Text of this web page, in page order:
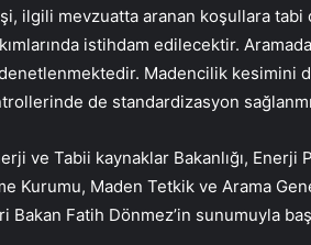
ilgili mevzuatta aranan koşullara tabi
istihdam edilecektir.
Madencilik kesimini
de standardizasyon
ve Tabii kaynaklar Bakanlığı, Enerji
Kurumu, Maden Tetkik ve Arama
Fatih Dönmez’in sunumuyla